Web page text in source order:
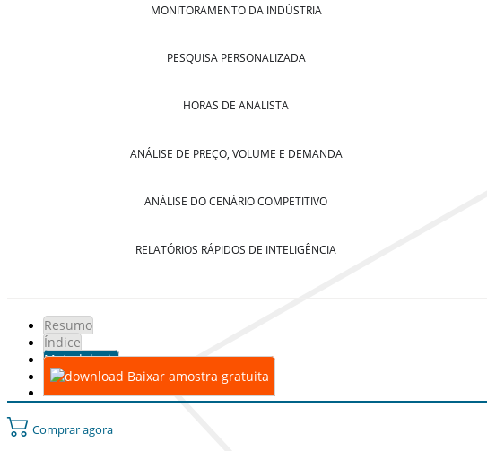
MONITORAMENTO DA INDÚSTRIA
PESQUISA PERSONALIZADA
HORAS DE ANALISTA
ANÁLISE DE PREÇO, VOLUME E DEMANDA
ANÁLISE DO CENÁRIO COMPETITIVO
RELATÓRIOS RÁPIDOS DE INTELIGÊNCIA
Resumo
Índice
Metodologia
Baixar amostra gratuita
Comprar agora